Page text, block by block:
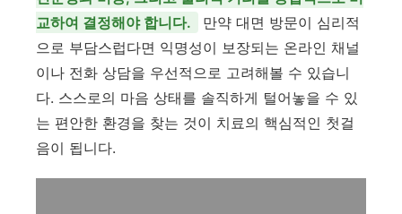
교하여 결정해야 합니다.
만약 대면 방문이 심리적
으로 부담스럽다면 익명성이 보장되는 온라인 채널
이나 전화 상담을 우선적으로 고려해볼 수 있습니
다. 스스로의 마음 상태를 솔직하게 털어놓을 수 있
는 편안한 환경을 찾는 것이 치료의 핵심적인 첫걸
음이 됩니다.